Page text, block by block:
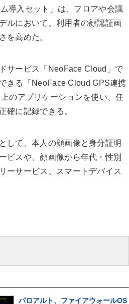
導入セット」は、フロアや会議
ルにおいて、利用者の顔認証画
を高めた。
サービス「NeoFace Cloud」で
きる「NeoFace Cloud GPS連携
のアプリケーションを使い、任
確に記録できる。
して、本人の顔画像と身分証明
ビスや、顔画像から年代・性別
ーサービス、スマートデバイス
パロアルト、ファイアウォールOS